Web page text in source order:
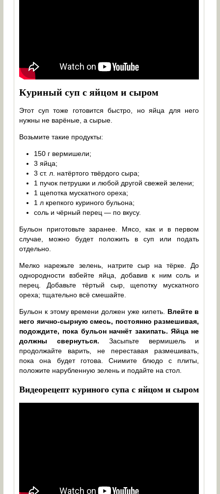
Куриный суп с яйцом и сыром
Этот суп тоже готовится быстро, но яйца для него
нужны не варёные, а сырые.
Возьмите такие продукты:
150 г вермишели;
3 яйца;
3 ст. л. натёртого твёрдого сыра;
1 пучок петрушки и любой другой свежей зелени;
1 щепотка мускатного ореха;
1 л крепкого куриного бульона;
соль и чёрный перец — по вкусу.
Бульон приготовьте заранее. Мясо, как и в первом
случае, можно будет положить в суп или подать
отдельно.
Мелко нарежьте зелень, натрите сыр на тёрке. До
однородности взбейте яйца, добавив к ним соль и
перец. Добавьте тёртый сыр, щепотку мускатного
ореха; тщательно всё смешайте.
Бульон к этому времени должен уже кипеть. Влейте в
него яично-сырную смесь, постоянно размешивая,
подождите, пока бульон начнёт закипать. Яйца не
должны свернуться. Засыпьте вермишель и
продолжайте варить, не переставая размешивать,
пока она будет готова. Снимите блюдо с плиты,
положите нарубленную зелень и подайте на стол.
Видеорецепт куриного супа с яйцом и сыром